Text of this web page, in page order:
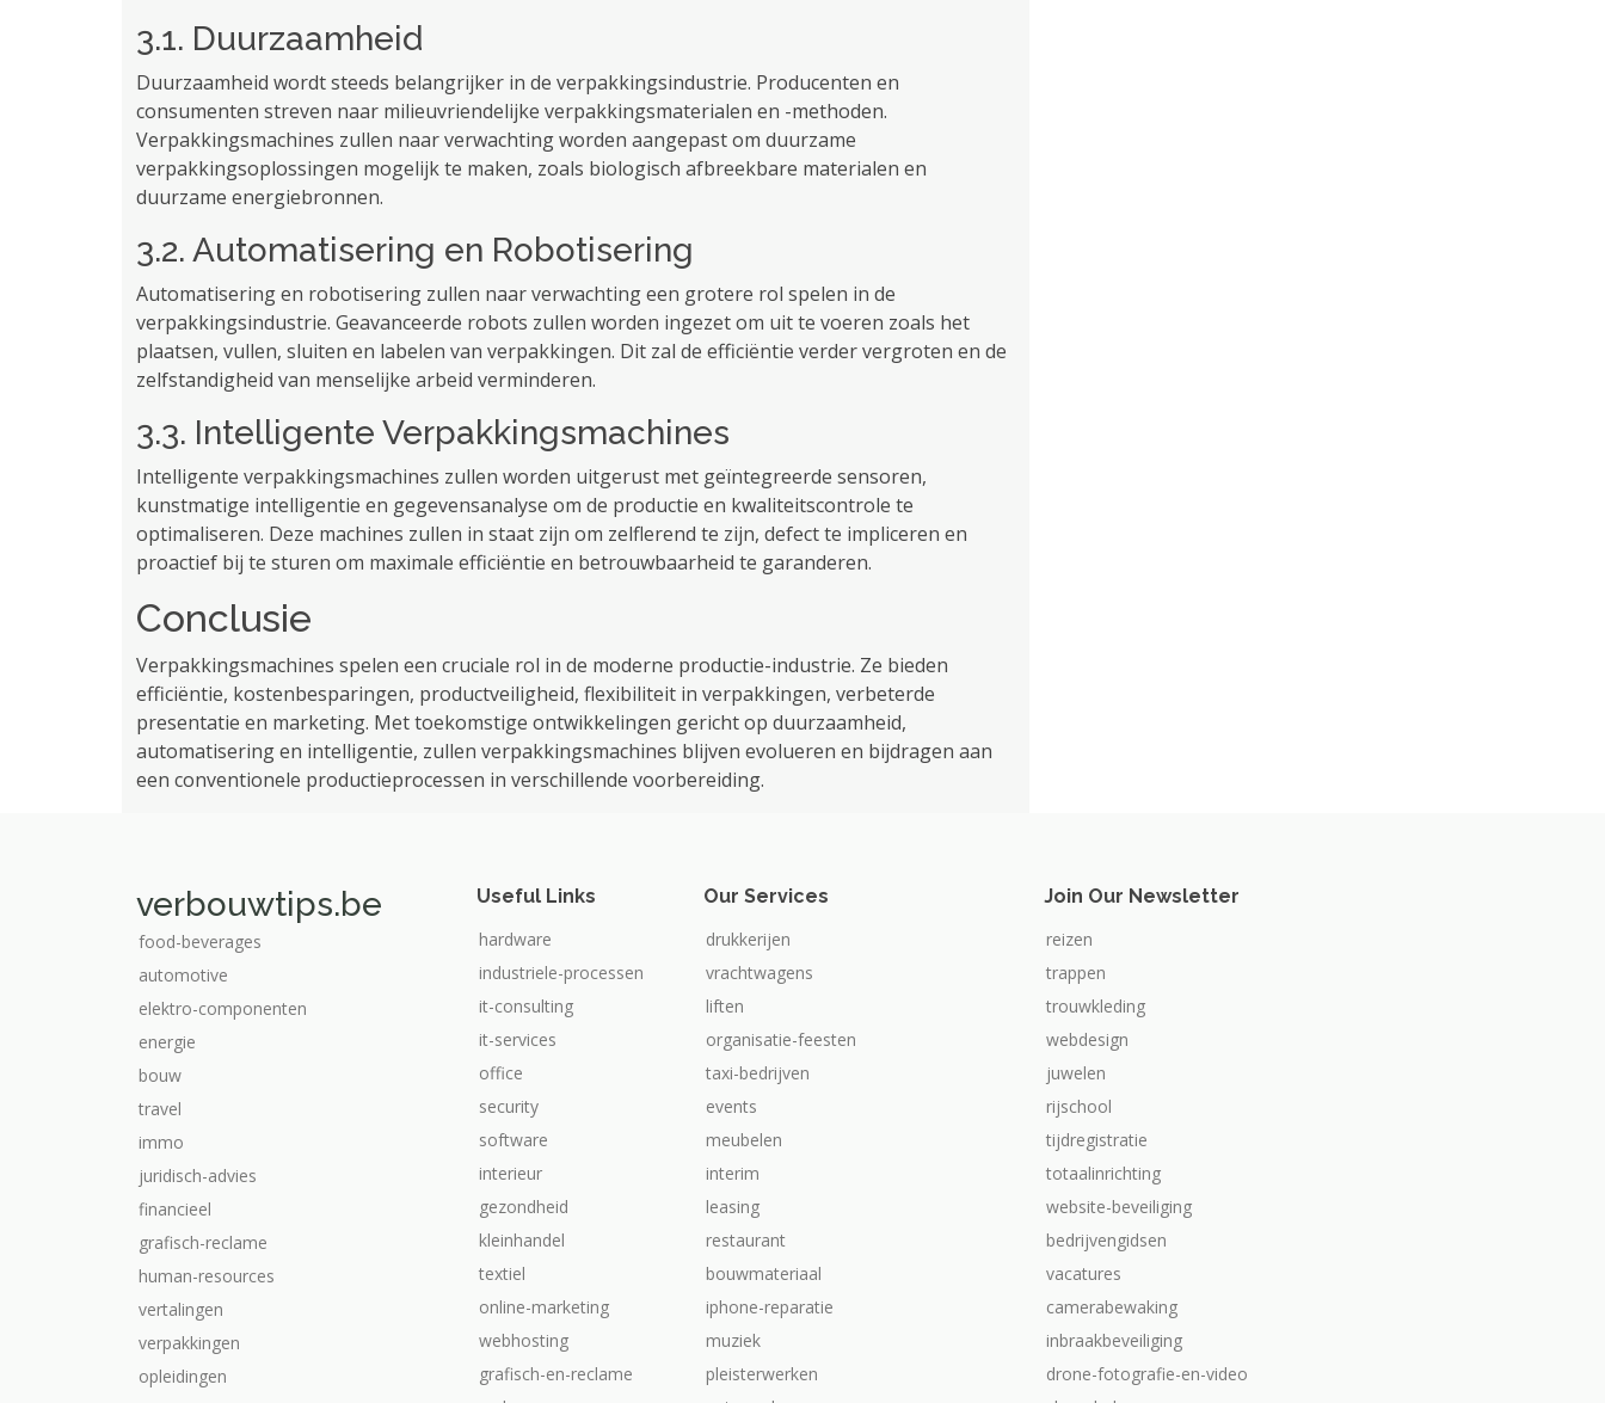
3.1. Duurzaamheid
Duurzaamheid wordt steeds belangrijker in de verpakkingsindustrie. Producenten en
consumenten streven naar milieuvriendelijke verpakkingsmaterialen en -methoden.
Verpakkingsmachines zullen naar verwachting worden aangepast om duurzame
verpakkingsoplossingen mogelijk te maken, zoals biologisch afbreekbare materialen en
duurzame energiebronnen.
3.2. Automatisering en Robotisering
Automatisering en robotisering zullen naar verwachting een grotere rol spelen in de
verpakkingsindustrie. Geavanceerde robots zullen worden ingezet om uit te voeren zoals het
plaatsen, vullen, sluiten en labelen van verpakkingen. Dit zal de efficiëntie verder vergroten en de
zelfstandigheid van menselijke arbeid verminderen.
3.3. Intelligente Verpakkingsmachines
Intelligente verpakkingsmachines zullen worden uitgerust met geïntegreerde sensoren,
kunstmatige intelligentie en gegevensanalyse om de productie en kwaliteitscontrole te
optimaliseren. Deze machines zullen in staat zijn om zelflerend te zijn, defect te impliceren en
proactief bij te sturen om maximale efficiëntie en betrouwbaarheid te garanderen.
Conclusie
Verpakkingsmachines spelen een cruciale rol in de moderne productie-industrie. Ze bieden
efficiëntie, kostenbesparingen, productveiligheid, flexibiliteit in verpakkingen, verbeterde
presentatie en marketing. Met toekomstige ontwikkelingen gericht op duurzaamheid,
automatisering en intelligentie, zullen verpakkingsmachines blijven evolueren en bijdragen aan
een conventionele productieprocessen in verschillende voorbereiding.
verbouwtips.be
food-beverages
automotive
elektro-componenten
energie
bouw
travel
immo
juridisch-advies
financieel
grafisch-reclame
human-resources
vertalingen
verpakkingen
opleidingen
Useful Links
hardware
industriele-processen
it-consulting
it-services
office
security
software
interieur
gezondheid
kleinhandel
textiel
online-marketing
webhosting
grafisch-en-reclame
Our Services
drukkerijen
vrachtwagens
liften
organisatie-feesten
taxi-bedrijven
events
meubelen
interim
leasing
restaurant
bouwmateriaal
iphone-reparatie
muziek
pleisterwerken
Join Our Newsletter
reizen
trappen
trouwkleding
webdesign
juwelen
rijschool
tijdregistratie
totaalinrichting
website-beveiliging
bedrijvengidsen
vacatures
camerabewaking
inbraakbeveiliging
drone-fotografie-en-video